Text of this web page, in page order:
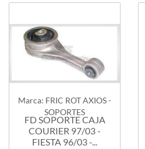
Marca: FRIC ROT AXIOS -
SOPORTES
FD SOPORTE CAJA
COURIER 97/03 -
FIESTA 96/03 -...